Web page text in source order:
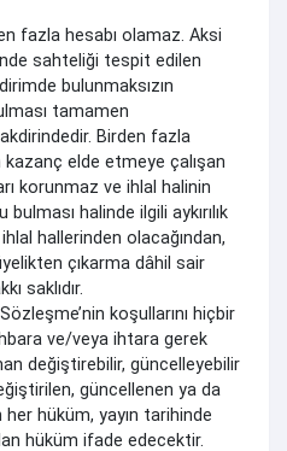
fazla hesabı olamaz. Aksi
sahteliği tespit edilen
bulunmaksızın
tamamen
Birden fazla
elde etmeye çalışan
korunmaz ve ihlal halinin
halinde ilgili aykırılık
hallerinden olacağından,
çıkarma dâhil sair
saklıdır.
koşullarını hiçbir
ve/veya ihtara gerek
değiştirebilir, güncelleyebilir
güncellenen ya da
her hüküm, yayın tarihinde
hüküm ifade edecektir.